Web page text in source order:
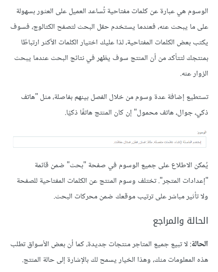
الوسوم هي عبارة عن كلمات مفتاحية تُساعد العميل على العثور بسهولة
على ما يبحث عنه، فعندما يستخدم حقل البحث لتصفح الكتالوج، فسوف
يكتب بعض الكلمات المفتاحية، لذا عليك اختيار الكلمات الأكثر ارتباطًا
بمنتجك لتتأكد من أن المنتج سوف يظهر في نتائج البحث عندما يبحث
الزوار عنه.
تستطيع إضافة عدة وسوم من خلال الفصل بينهم بفاصلة، مثل "هاتف
ذكي، جوال، هاتف محمول" إن كان المنتج هاتفًا ذكيًا.
يُمكن الاطلاع على جميع الوسوم في صفحة "بحث" ضمن قائمة
"إعدادات المتجر". تختلف وسوم المنتج عن الكلمات المفتاحية للصفحة
ولا تأثير مباشر على ترتيب موقعك ضمن محركات البحث.
الحالة والمراجع
الحالة: لا تبيع جميع المتاجر منتجات جديدة، كما أن بعض الأسواق تطلب
هذه المعلومات منك، وهذا الخيار يسمح لك بالإشارة إلى حالة المنتج.